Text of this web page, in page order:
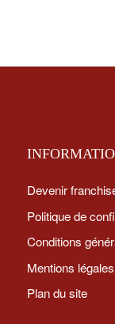
Devenir
Politique de
Conditions
Mentions légales
Plan du site